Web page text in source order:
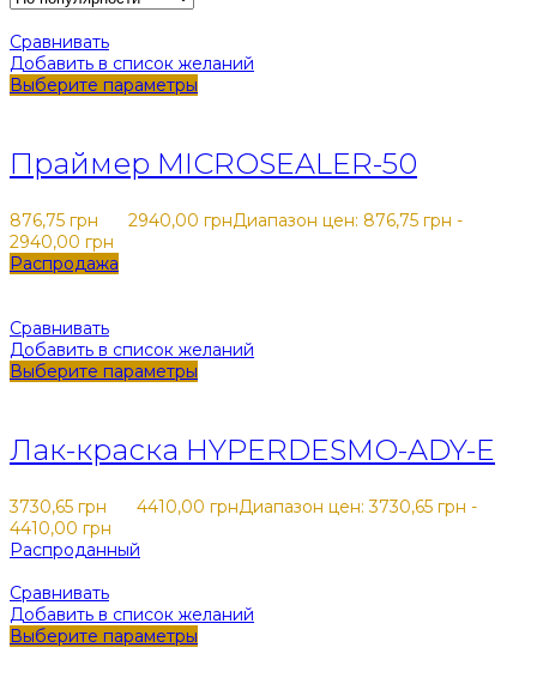
Сравнивать
Добавить в список желаний
Выберите параметры
Праймер MICROSEALER-50
876,75 грн 2940,00 грнДиапазон цен: 876,75 грн -
2940,00 грн
Распродажа
Сравнивать
Добавить в список желаний
Выберите параметры
Лак-краска HYPERDESMO-ADY-E
3730,65 грн 4410,00 грнДиапазон цен: 3730,65 грн -
4410,00 грн
Распроданный
Сравнивать
Добавить в список желаний
Выберите параметры